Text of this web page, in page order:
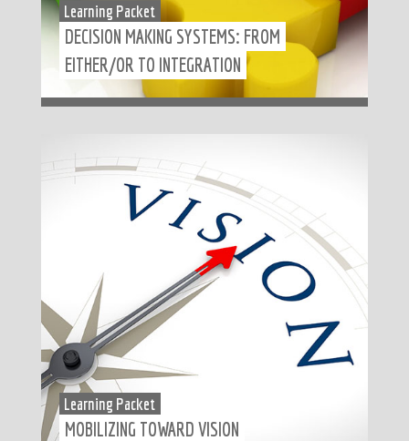
Learning Packet
DECISION MAKING SYSTEMS: FROM
EITHER/OR TO INTEGRATION
Learning Packet
MOBILIZING TOWARD VISION